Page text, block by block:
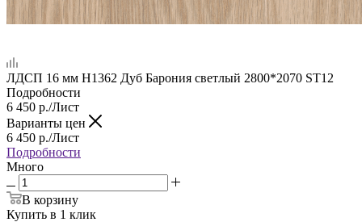
ЛДСП 16 мм H1362 Дуб Барония светлый 2800*2070 ST12
Подробности
6 450 р./Лист
Варианты цен
6 450 р./Лист
Подробности
Много
В корзину
Купить в 1 клик